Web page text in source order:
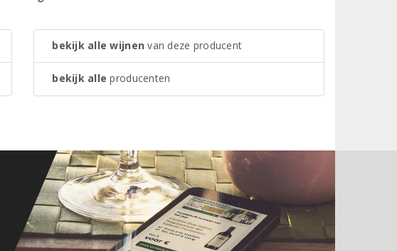
bekijk alle wijnen van deze producent
bekijk alle producenten